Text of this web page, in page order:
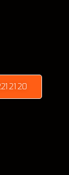
21 20